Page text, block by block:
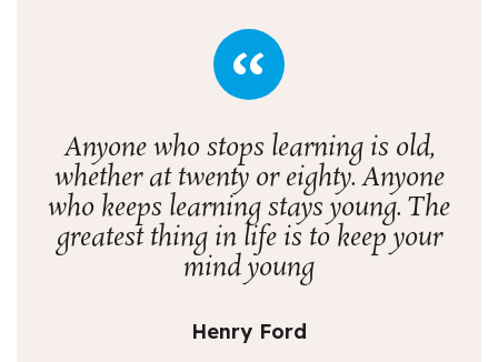
Anyone who stops learning is old,
whether at twenty or eighty. Anyone
who keeps learning stays young. The
greatest thing in life is to keep your
mind young
Henry Ford